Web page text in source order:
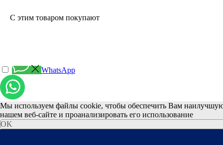
С этим товаром покупают
WhatsApp
Мы используем файлы cookie, чтобы обеспечить Вам
нашем веб-сайте и проанализировать его использование
OK